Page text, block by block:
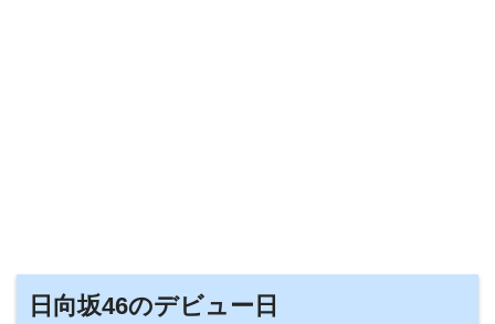
日向坂46のデビュー日